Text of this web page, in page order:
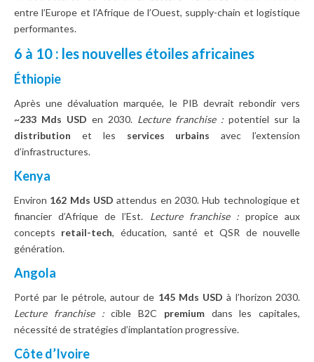
entre l’Europe et l’Afrique de l’Ouest, supply-chain et logistique
performantes.
6 à 10 : les nouvelles étoiles africaines
Éthiopie
Après une dévaluation marquée, le PIB devrait rebondir vers
~233 Mds USD en 2030. Lecture franchise : potentiel sur la
distribution et les services urbains avec l’extension
d’infrastructures.
Kenya
Environ 162 Mds USD attendus en 2030. Hub technologique et
financier d’Afrique de l’Est. Lecture franchise :propice aux
concepts retail-tech, éducation, santé et QSR de nouvelle
génération.
Angola
Porté par le pétrole, autour de 145 Mds USD à l’horizon 2030.
Lecture franchise :cible B2C premiumdans les capitales,
nécessité de stratégies d’implantation progressive.
Côte d’Ivoire